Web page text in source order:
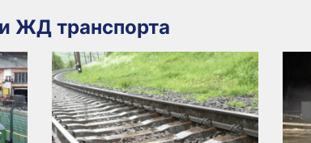
ЖД транспорта